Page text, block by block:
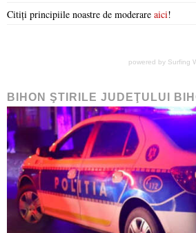
Citiți principiile noastre de moderare aici!
powered by Surfing
BIHON ŞTIRILE JUDEŢULUI